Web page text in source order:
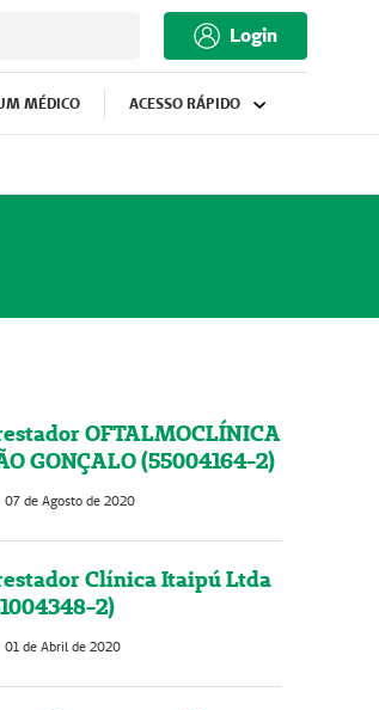
Login
MÉDICO ACESSO RÁPIDO
OFTALMOCLÍNICA
GONÇALO (55004164-2)
07 de Agosto de 2020
Clínica Itaipú Ltda
2)
01 de Abril de 2020